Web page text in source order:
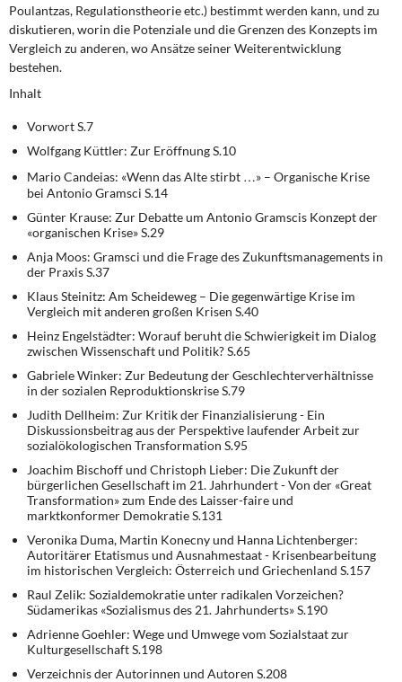
Poulantzas, Regulationstheorie etc.) bestimmt werden kann, und zu
diskutieren, worin die Potenziale und die Grenzen des Konzepts im
Vergleich zu anderen, wo Ansätze seiner Weiterentwicklung
bestehen.
Inhalt
Vorwort S.7
Wolfgang Küttler: Zur Eröffnung S.10
Mario Candeias: «Wenn das Alte stirbt …» – Organische Krise
bei Antonio Gramsci S.14
Günter Krause: Zur Debatte um Antonio Gramscis Konzept der
«organischen Krise» S.29
Anja Moos: Gramsci und die Frage des Zukunftsmanagements in
der Praxis S.37
Klaus Steinitz: Am Scheideweg – Die gegenwärtige Krise im
Vergleich mit anderen großen Krisen S.40
Heinz Engelstädter: Worauf beruht die Schwierigkeit im Dialog
zwischen Wissenschaft und Politik? S.65
Gabriele Winker: Zur Bedeutung der Geschlechterverhältnisse
in der sozialen Reproduktionskrise S.79
Judith Dellheim: Zur Kritik der Finanzialisierung - Ein
Diskussionsbeitrag aus der Perspektive laufender Arbeit zur
sozialökologischen Transformation S.95
Joachim Bischoff und Christoph Lieber: Die Zukunft der
bürgerlichen Gesellschaft im 21. Jahrhundert - Von der «Great
Transformation» zum Ende des Laisser-faire und
marktkonformer Demokratie S.131
Veronika Duma, Martin Konecny und Hanna Lichtenberger:
Autoritärer Etatismus und Ausnahmestaat - Krisenbearbeitung
im historischen Vergleich: Österreich und Griechenland S.157
Raul Zelik: Sozialdemokratie unter radikalen Vorzeichen?
Südamerikas «Sozialismus des 21. Jahrhunderts» S.190
Adrienne Goehler: Wege und Umwege vom Sozialstaat zur
Kulturgesellschaft S.198
Verzeichnis der Autorinnen und Autoren S.208